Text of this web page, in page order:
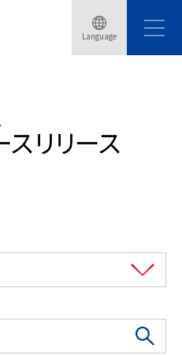
Language
ンドック ららぽーと豊洲で開催（2015
リリース